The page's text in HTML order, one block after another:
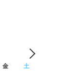
金 土